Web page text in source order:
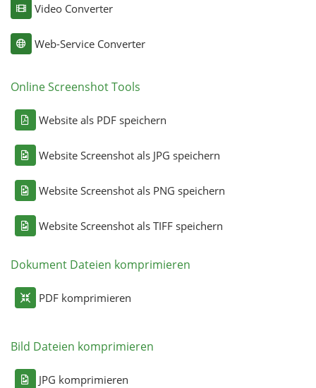
Video Converter
Web-Service Converter
Online Screenshot Tools
Website als PDF speichern
Website Screenshot als JPG speichern
Website Screenshot als PNG speichern
Website Screenshot als TIFF speichern
Dokument Dateien komprimieren
PDF komprimieren
Bild Dateien komprimieren
JPG komprimieren